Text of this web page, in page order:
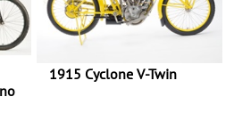
1915 Cyclone V-Twin